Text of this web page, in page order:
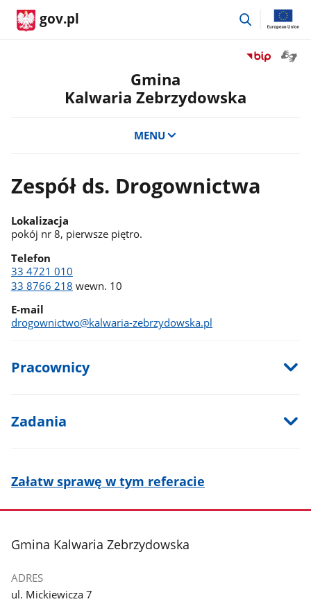
gov.pl
przejdź
Przejdź
Gmina
Kalwaria Zebrzydowska
MENU
Zespół ds. Drogownictwa
Lokalizacja
pokój nr 8, pierwsze piętro.
Telefon
33 4721 010
33 8766 218 wewn. 10
E-mail
drogownictwo@kalwaria-zebrzydowska.pl
Pracownicy
Zadania
Załatw sprawę w tym referacie
stopka
Gmina Kalwaria Zebrzydowska
ADRES
ul. Mickiewicza 7